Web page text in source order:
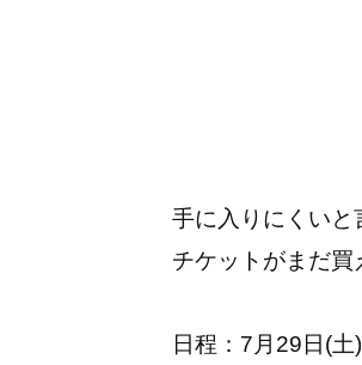
手に入りにくいと
チケットがまだ買
日程：7月29日(